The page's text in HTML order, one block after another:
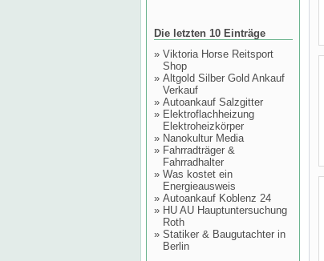
Die letzten 10 Einträge
» Viktoria Horse Reitsport
Shop
» Altgold Silber Gold Ankauf
Verkauf
» Autoankauf Salzgitter
» Elektroflachheizung
Elektroheizkörper
» Nanokultur Media
» Fahrradträger &
Fahrradhalter
» Was kostet ein
Energieausweis
» Autoankauf Koblenz 24
» HU AU Hauptuntersuchung
Roth
» Statiker & Baugutachter in
Berlin